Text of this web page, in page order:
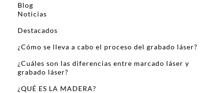
Blog
Noticias
Destacados
¿Cómo se lleva a cabo el proceso del grabado láser?
¿Cuáles son las diferencias entre marcado láser y
grabado láser?
¿QUÉ ES LA MADERA?